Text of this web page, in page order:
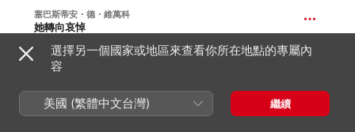
塞巴斯蒂安・德・維萬科
她轉向哀悼
Versa est in luctum
James O'Donnell
DE LAS INFANTAS: QUASI STELLA MATUTINA
選擇另一個國家或地區來查看你所在地點的專屬內
容
美國 (繁體中文台灣) 繼續